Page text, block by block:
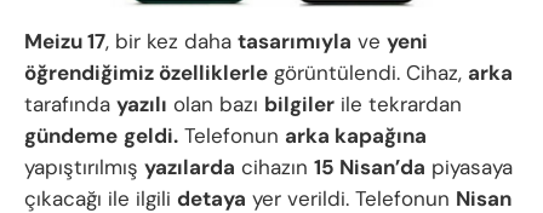
Meizu 17, bir kez daha tasarımıyla ve yeni
öğrendiğimiz özelliklerle görüntülendi. Cihaz, arka
tarafında yazılı olan bazı bilgiler ile tekrardan
gündeme geldi. Telefonun arka kapağına
yapıştırılmış yazılarda cihazın 15 Nisan’da piyasaya
çıkacağı ile ilgili detaya yer verildi. Telefonun Nisan